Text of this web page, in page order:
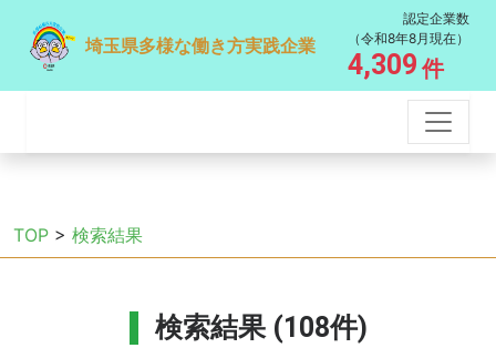
埼玉県多様な働き方実践企業
認定企業数
（令和8年8月現在）
4,309 件
TOP > 検索結果
検索結果 (108件)